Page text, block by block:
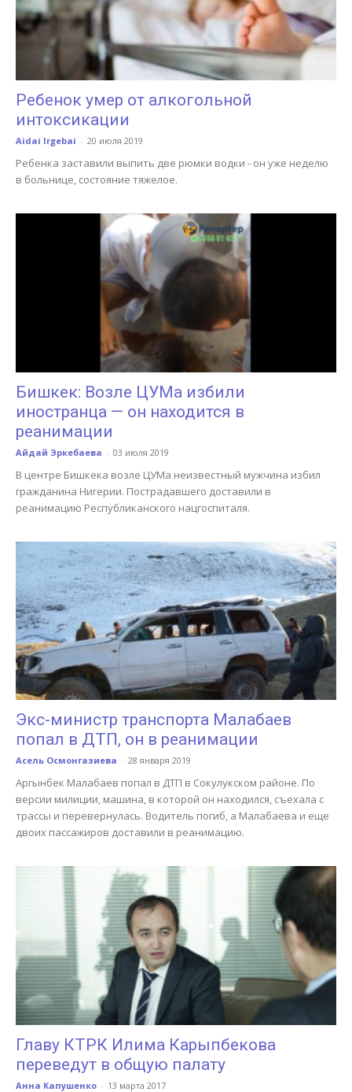
Ребенок умер от алкогольной
интоксикации
Aidai Irgebai - 20 июля 2019
Ребенка заставили выпить две рюмки водки - он уже неделю
в больнице, состояние тяжелое.
Бишкек: Возле ЦУМа избили
иностранца — он находится в
реанимации
Айдай Эркебаева - 03 июля 2019
В центре Бишкека возле ЦУМа неизвестный мужчина избил
гражданина Нигерии. Пострадавшего доставили в
реанимацию Республиканского нацгоспиталя.
Экс-министр транспорта Малабаев
попал в ДТП, он в реанимации
Асель Осмонгазиева - 28 января 2019
Аргынбек Малабаев попал в ДТП в Сокулукском районе. По
версии милиции, машина, в которой он находился, съехала с
трассы и перевернулась. Водитель погиб, а Малабаева и еще
двоих пассажиров доставили в реанимацию.
Главу КТРК Илима Карыпбекова
переведут в общую палату
Анна Капушенко - 13 марта 2017